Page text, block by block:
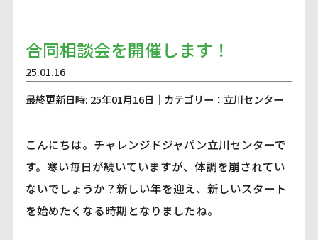
合同相談会を開催します！
25.01.16
最終更新日時: 25年01月16日｜カテゴリー：立川センター
こんにちは。チャレンジドジャパン立川センターで
す。寒い毎日が続いていますが、体調を崩されてい
ないでしょうか？新しい年を迎え、新しいスタート
を始めたくなる時期となりましたね。